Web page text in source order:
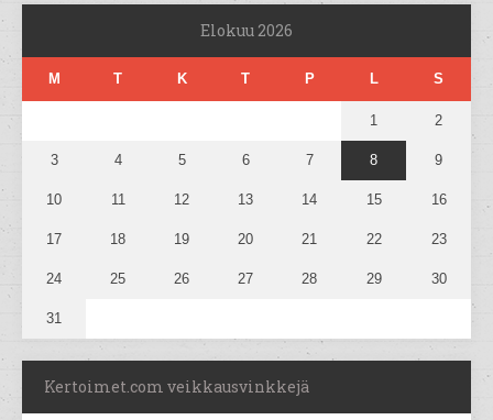
Elokuu 2026
M T K T P L S
1 2
3 4 5 6 7 8 9
10 11 12 13 14 15 16
17 18 19 20 21 22 23
24 25 26 27 28 29 30
31
Kertoimet.com veikkausvinkkejä